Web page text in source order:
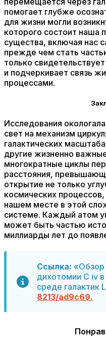
помогает глубже
для жизни могли
которого состоит наша
существа, включая нас
прежде чем стать
только
и подчеркивает связь
процессами.
Исследования
свет на механизм
галактических
другие жизненно
многократные циклы
расстояния,
открытие не только
космических
нашем месте в этой
системе. Каждый атом
может быть частью
миллиарды лет до
Ссылка: «Обзор
дихотомии C iv
среде галактик
8213/ad9c69.